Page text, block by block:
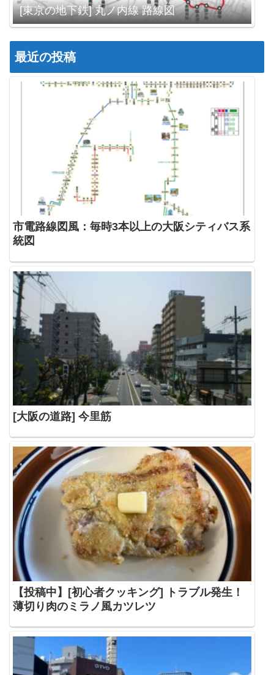
[東京の地下鉄] 丸ノ内線 路線図
最近の投稿
市電路線図風：毎時3本以上の大阪シティバス系
統図
[大阪の道路] 今里筋
【投稿中】[初心者クッキング] トラブル発生！
薄切り肉のミラノ風カツレツ